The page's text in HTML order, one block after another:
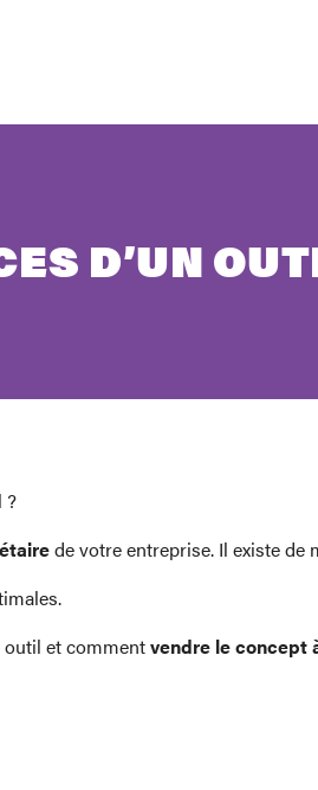
D’UN
?
de votre entreprise. Il existe de
outil et commentvendre le concept